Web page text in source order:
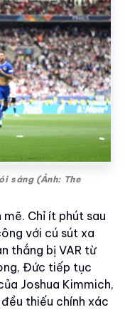
sáng (Ảnh: The
Chỉ ít phút sau
với cú sút xa
thắng bị VAR từ
Đức tiếp tục
Joshua Kimmich,
thiếu chính xác